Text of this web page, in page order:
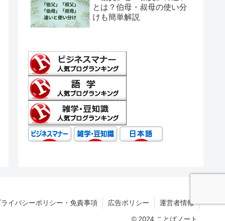
とは？伯母・叔母の使い分
けも簡単解説
ライバシーポリシー・免責事項 広告ポリシー 運営者情報
© 2024 ことばノート.